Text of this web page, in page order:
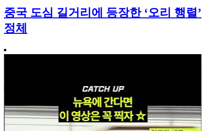
중국 도심 길거리에 등장한 ‘오리 행렬’
정체